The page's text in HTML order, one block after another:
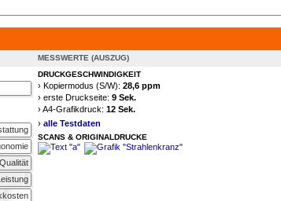
MESSWERTE (AUSZUG)
Qualität
DRUCKGESCHWINDIGKEIT
› Kopiermodus (S/W): 28,6 ppm
› erste Druckseite: 9 Sek.
› A4-Grafikdruck: 12 Sek.
› alle Testdaten
SCANS & ORIGINALDRUCKE